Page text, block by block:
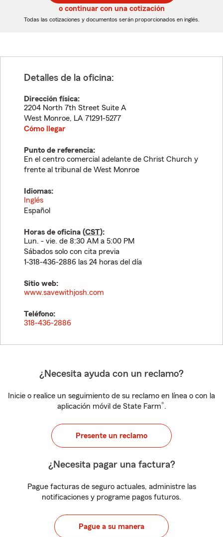
5
dígitos
5
dígitos
o continuar con una cotización
Todas las cotizaciones y documentos serán proporcionados en inglés.
Detalles de la oficina:
Dirección física:
2204 North 7th Street Suite A
West Monroe, LA 71291-5277
Cómo llegar
Punto de referencia:
En el centro comercial adelante de Christ Church y
frente al tribunal de West Monroe
Idiomas:
Inglés
Español
Horas de oficina (CST):
Lun. - vie. de 8:30 AM a 5:00 PM
Sábados solo con cita previa
1-318-436-2886 las 24 horas del día
Sitio web:
www.savewithjosh.com
Teléfono:
318-436-2886
¿Necesita ayuda con un reclamo?
Inicie o realice un seguimiento de su reclamo en línea o con la
aplicación móvil de State Farm®.
Presente un reclamo
¿Necesita pagar una factura?
Pague facturas de seguro actuales, administre las
notificaciones y programe pagos futuros.
Pague a su manera